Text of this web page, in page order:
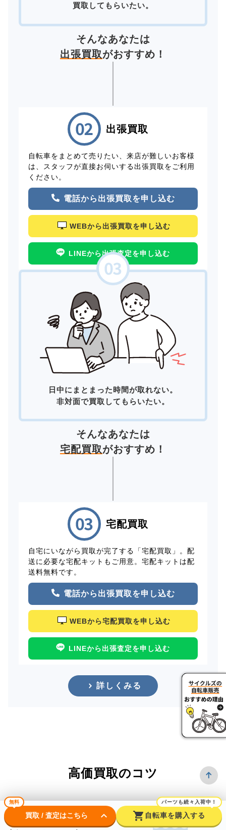
買取してもらいたい。
そんなあなたは
出張買取がおすすめ！
出張買取
自転車をまとめて売りたい、来店が難しいお客様
は、スタッフが直接お伺いする出張買取をご利用
ください。
電話から出張買取を申し込む
WEBから出張買取を申し込む
LINEから出張査定を申し込む
日中にまとまった時間が取れない。
非対面で買取してもらいたい。
そんなあなたは
宅配買取がおすすめ！
宅配買取
自宅にいながら買取が完了する「宅配買取」。配
送に必要な宅配キットもご用意。宅配キットは配
送料無料です。
電話から出張買取を申し込む
WEBから宅配買取を申し込む
LINEから出張査定を申し込む
詳しくみる
高価買取のコツ
できるだけ
無料
買取 / 査定はこちら keyboard_arrow_down shopping_cart
パーツも続々入荷中！
自転車を購入する